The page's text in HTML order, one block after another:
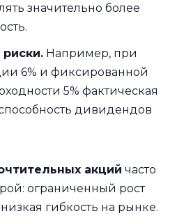
значительно более
Например, при
6% и фиксированной
5% фактическая
дивидендов
акций часто
ограниченный рост
гибкость на рынке.